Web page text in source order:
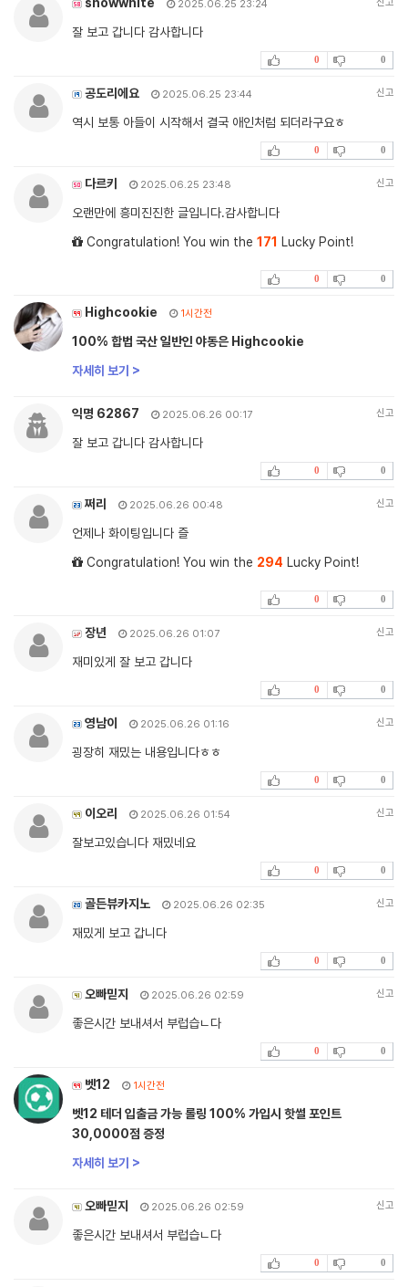
2025.06.25 23:24
잘 보고 갑니다 감사합니다
0 0
공도리에요 2025.06.25 23:44 신고
역시 보통 아들이 시작해서 결국 애인처럼 되더라구요ㅎ
0 0
다르키 2025.06.25 23:48 신고
오랜만에 흥미진진한 글입니다.감사합니다
Congratulation! You win the 171 Lucky Point!
0 0
Highcookie 1시간전
100% 합법 국산 일반인 야동은 Highcookie
자세히 보기 >
익명 62867 2025.06.26 00:17 신고
잘 보고 갑니다 감사합니다
0 0
쩌리 2025.06.26 00:48 신고
언제나 화이팅입니다 즐
Congratulation! You win the 294 Lucky Point!
0 0
장년 2025.06.26 01:07 신고
재미있게 잘 보고 갑니다
0 0
영남이 2025.06.26 01:16 신고
굉장히 재밌는 내용입니다ㅎㅎ
0 0
이오리 2025.06.26 01:54 신고
잘보고있습니다 재밌네요
0 0
골든뷰카지노 2025.06.26 02:35 신고
재밌게 보고 갑니다
0 0
오빠믿지 2025.06.26 02:59 신고
좋은시간 보내셔서 부럽습ㄴ다
0 0
벳12 1시간전
벳12 테더 입출금 가능 롤링 100% 가입시 핫썰 포인트
30,0000점 증정
자세히 보기 >
오빠믿지 2025.06.26 02:59 신고
좋은시간 보내셔서 부럽습ㄴ다
0 0